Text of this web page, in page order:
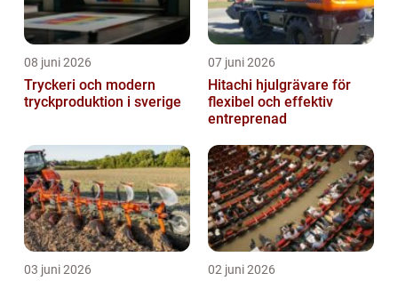
08 juni 2026
Tryckeri och modern
tryckproduktion i sverige
07 juni 2026
Hitachi hjulgrävare för
flexibel och effektiv
entreprenad
03 juni 2026 02 juni 2026